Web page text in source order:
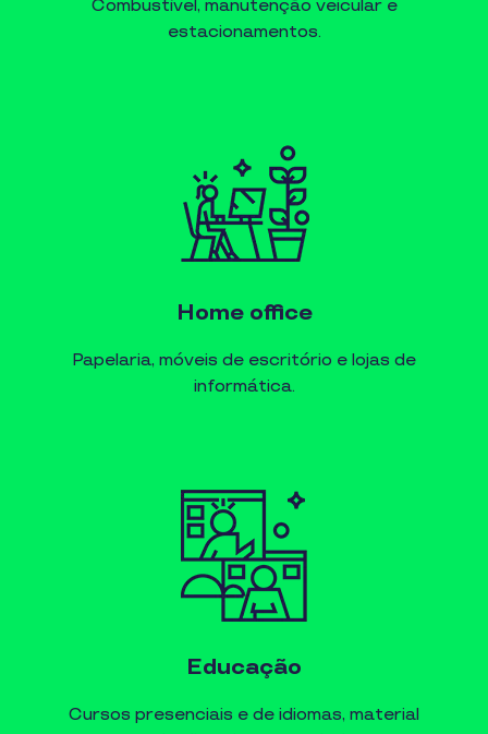
Combustível, manutenção veicular e
estacionamentos.
Home office
Papelaria, móveis de escritório e lojas de
informática.
Educação
Cursos presenciais e de idiomas, material